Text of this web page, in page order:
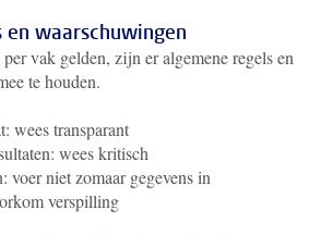
en waarschuwingen
vak gelden, zijn er algemene regels en
te houden.
wees transparant
wees kritisch
voer niet zomaar gegevens in
verspilling